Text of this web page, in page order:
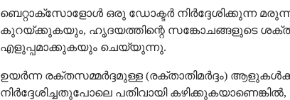
ബെറ്റാക്സോളോൾ ഒരു ഡോക്ടർ നിർദ്ദേശിക്കുന്ന
കുറയ്ക്കുകയും, ഹൃദയത്തിന്റെ സങ്കോചങ്ങളുടെ
എളുപ്പമാക്കുകയും ചെയ്യുന്നു.
ഉയർന്ന രക്തസമ്മർദ്ദമുള്ള (രക്താതിമർദ്ദം)
നിർദ്ദേശിച്ചതുപോലെ പതിവായി